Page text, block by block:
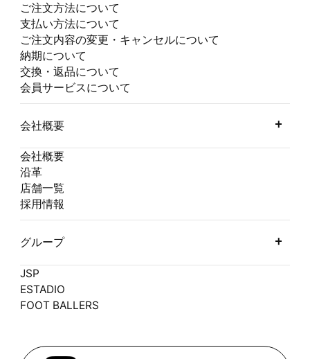
ご注文方法について
支払い方法について
ご注文内容の変更・キャンセルについて
納期について
交換・返品について
会員サービスについて
会社概要
会社概要
沿革
店舗一覧
採用情報
グループ
JSP
ESTADIO
FOOT BALLERS